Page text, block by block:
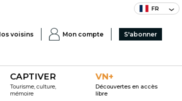
FR
voisins Mon compte S'abonner
CAPTIVER
Tourisme, culture,
mémoire
VN+
Découvertes en accès
libre